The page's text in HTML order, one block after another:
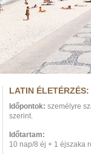
LATIN
Időpontok: személyre
szerint.
Időtartam:
10 nap/8 éj + 1 éjszaka